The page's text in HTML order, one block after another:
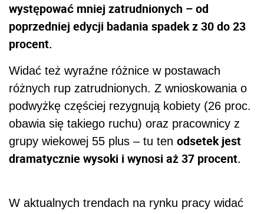
występować mniej zatrudnionych – od
poprzedniej edycji badania spadek z 30 do 23
procent.
Widać też wyraźne różnice w postawach
różnych rup zatrudnionych. Z wnioskowania o
podwyżkę częściej rezygnują kobiety (26 proc.
obawia się takiego ruchu) oraz pracownicy z
grupy wiekowej 55 plus – tu ten odsetek jest
dramatycznie wysoki i wynosi aż 37 procent.
W aktualnych trendach na rynku pracy widać